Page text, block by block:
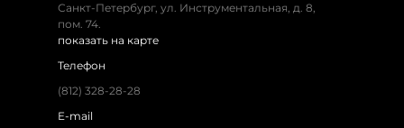
Санкт-Петербург, ул. Инструментальная, д. 8,
пом. 74.
показать на карте
Телефон
(812) 328-28-28
E-mail